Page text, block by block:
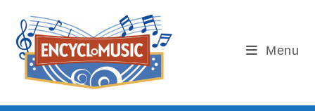
content
Menu